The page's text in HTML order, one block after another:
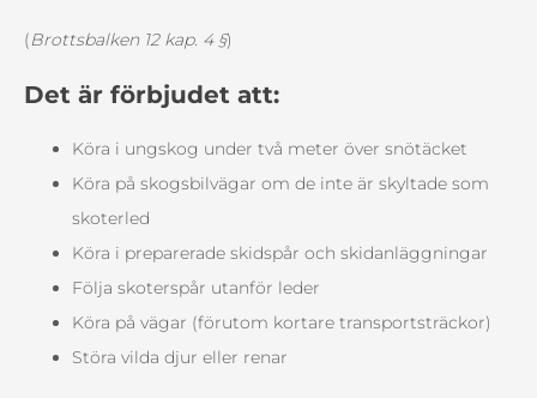
(Brottsbalken 12 kap. 4 §)
Det är förbjudet att:
Köra i ungskog under två meter över snötäcket
Köra på skogsbilvägar om de inte är skyltade som
skoterled
Köra i preparerade skidspår och skidanläggningar
Följa skoterspår utanför leder
Köra på vägar (förutom kortare transportsträckor)
Störa vilda djur eller renar